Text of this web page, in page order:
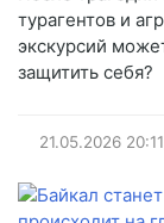
турагентов и
экскурсий
защитить себя?
21.05.2026 20:11